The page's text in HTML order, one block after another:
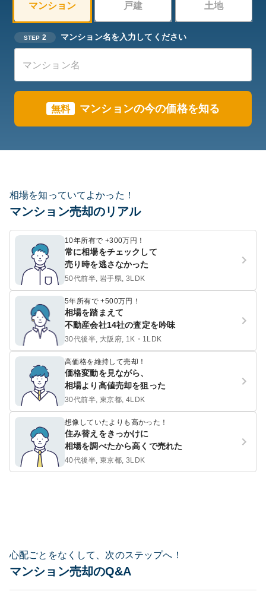
マンション 戸建 土地
STEP 2 マンション名を入力してください
無料 マンションの今の価格を知る
相場を知っていてよかった！
マンション売却のリアル
10年所有で +300万円！
常に相場をチェックして
売り時を逃さなかった
50代前半, 岩手県, 3LDK
5年所有で +500万円！
相場を踏まえて
不動産会社14社の査定を吟味
30代後半, 大阪府, 1K・1LDK
高価格を維持して売却！
価格変動を見ながら、
相場より高値売却を狙った
30代前半, 東京都, 4LDK
想像していたよりも高かった！
住み替えをきっかけに
相場を調べたから高くで売れた
40代後半, 東京都, 3LDK
心配ごとをなくして、次のステップへ！
マンション売却のQ&A